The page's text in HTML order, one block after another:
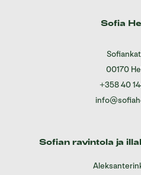
Sofia
00170
+358 40
Sofian ravintola ja